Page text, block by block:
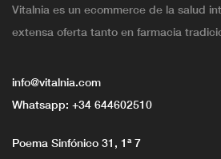
Vitalnia es un ecommerce de la salud
extensa oferta tanto en farmacia
info@vitalnia.com
Whatsapp: +34 644602510
Poema Sinfónico 31, 1ª 7